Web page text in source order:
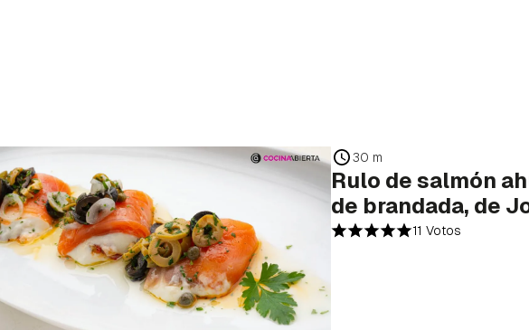
30 m
Rulo de salmón
de brandada, de
11 Votos